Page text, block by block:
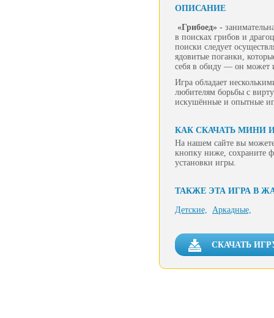
ОПИСАНИЕ
«Грибоед» -
в поисках грибов и
поиски следует
ядовитые поганки,
себя в обиду — он может
Игра обладает
любителям борьбы с
искушённые и опытные
КАК СКАЧАТЬ МИНИ
На нашем сайте вы
кнопку ниже, сохраните
установки игры.
ТАКЖЕ ЭТА ИГРА В
Детские, Аркадные,
СКАЧАТЬ